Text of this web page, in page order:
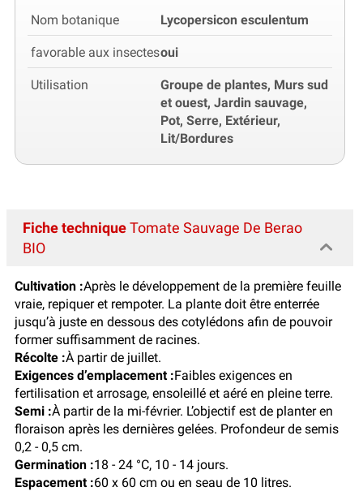
Nom botanique Lycopersicon esculentum
favorable aux insectesoui
Utilisation
Groupe de plantes, Murs sud
et ouest, Jardin sauvage,
Pot, Serre, Extérieur,
Lit/Bordures
Fiche techniqueTomate Sauvage De Berao
BIO
Cultivation :Après le développement de la première feuille
vraie, repiquer et rempoter. La plante doit être enterrée
jusqu’à juste en dessous des cotylédons afin de pouvoir
former suffisamment de racines.
Récolte :À partir de juillet.
Exigences d’emplacement :Faibles exigences en
fertilisation et arrosage, ensoleillé et aéré en pleine terre.
Semi :À partir de la mi-février. L’objectif est de planter en
floraison après les dernières gelées. Profondeur de semis
0,2 - 0,5 cm.
Germination :18 - 24 °C, 10 - 14 jours.
Espacement :60 x 60 cm ou en seau de 10 litres.